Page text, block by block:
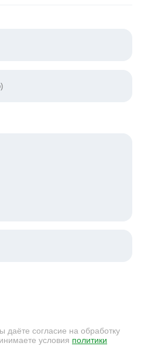
согласие на обработку
условия политики